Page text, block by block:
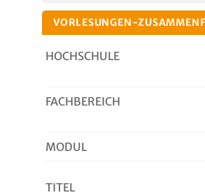
VORLESUNGEN-
HOCHSCHULE
FACHBEREICH
MODUL
TITEL